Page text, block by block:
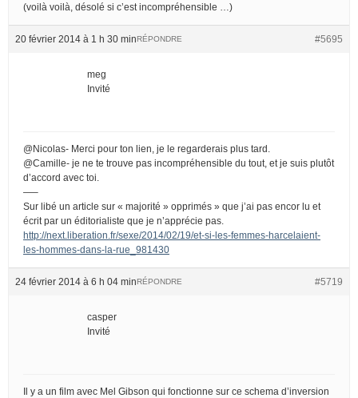
(voilà voilà, désolé si c’est incompréhensible …)
20 février 2014 à 1 h 30 min #5695
RÉPONDRE
meg
Invité
@Nicolas- Merci pour ton lien, je le regarderais plus tard.
@Camille- je ne te trouve pas incompréhensible du tout, et je suis plutôt
d’accord avec toi.
—–
Sur libé un article sur « majorité » opprimés » que j’ai pas encor lu et
écrit par un éditorialiste que je n’apprécie pas.
http://next.liberation.fr/sexe/2014/02/19/et-si-les-femmes-harcelaient-
les-hommes-dans-la-rue_981430
24 février 2014 à 6 h 04 min #5719
RÉPONDRE
casper
Invité
Il y a un film avec Mel Gibson qui fonctionne sur ce schema d’inversion